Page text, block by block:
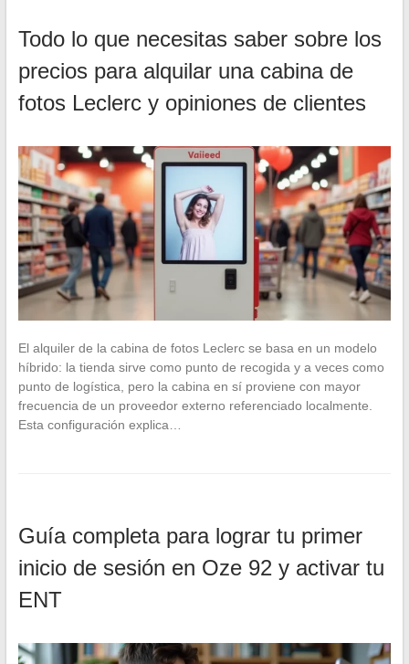
Todo lo que necesitas saber sobre los
precios para alquilar una cabina de
fotos Leclerc y opiniones de clientes
El alquiler de la cabina de fotos Leclerc se basa en un modelo
híbrido: la tienda sirve como punto de recogida y a veces como
punto de logística, pero la cabina en sí proviene con mayor
frecuencia de un proveedor externo referenciado localmente.
Esta configuración explica…
Guía completa para lograr tu primer
inicio de sesión en Oze 92 y activar tu
ENT